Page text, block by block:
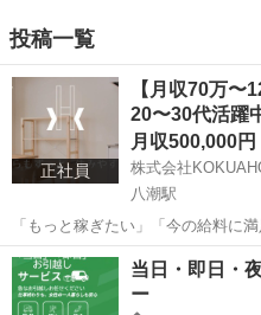
投稿一覧
正社員
【月収70万〜
20〜30代活
月収500,000円
株式会社
八潮駅
「もっと稼ぎたい」「今の給料に
ちの方へ！ 営業未経験からでも、
る環境がここにあります。 株式会社KOKUAHOMEでは、事業拡大に
伴い「塗装営業スタ...
埼玉 八潮市 八潮駅 営
当日・即日・夜間対応!! テ
ー